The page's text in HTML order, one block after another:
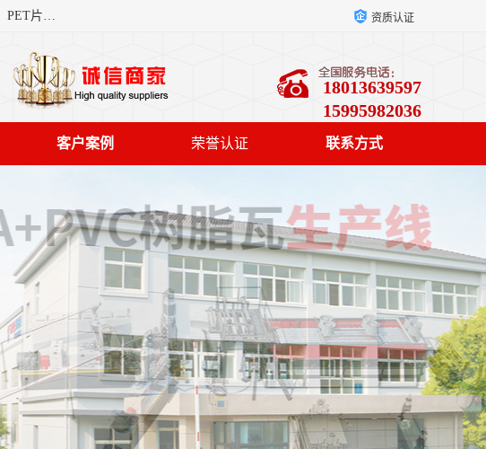
艾斯曼(张家港)技术工程设备有限公司是一家以新型建材生产设备生产制造，公司的主要经营产品有塑料中空模板机器、PET片材设备、可降解餐盒设备、树脂瓦设备、管材生产线、琉璃瓦设备等，艾斯曼机械在国内及国外享有较高盛誉拥有众多长期合作的老客户。 资质认证
18013639597
15995982036
客户案例 荣誉认证 联系方式